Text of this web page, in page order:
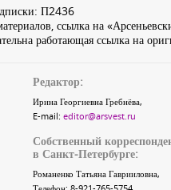
П2436
ссылка на
работающая ссылка на
Редактор:
Ирина Георгиевна Гребнёва,
E-mail: editor@arsvest.ru
Собственный
в Санкт-Петербурге:
Романенко Татьяна Гаврииловна,